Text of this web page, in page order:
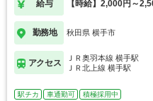
給与 【時給】2,000円～
勤務地 秋田県 横手市
アクセス
ＪＲ奥羽本線 横手駅
ＪＲ北上線 横手駅
駅チカ 車通勤可 積極採用中